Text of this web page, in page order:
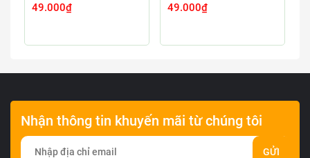
49.000₫ 49.000₫
Nhận thông tin khuyến mãi từ chúng tôi
GỬI